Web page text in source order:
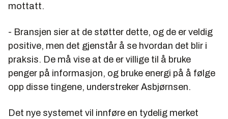
mottatt.
- Bransjen sier at de støtter dette, og de er veldig
positive, men det gjenstår å se hvordan det blir i
praksis. De må vise at de er villige til å bruke
penger på informasjon, og bruke energi på å følge
opp disse tingene, understreker Asbjørnsen.
Det nye systemet vil innføre en tydelig merket